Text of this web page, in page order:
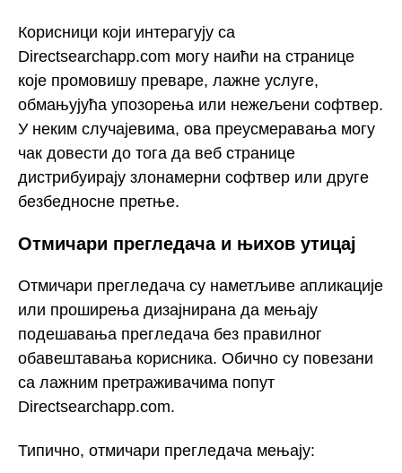
Корисници који интерагују са
Directsearchapp.com могу наићи на странице
које промовишу преваре, лажне услуге,
обмањујућа упозорења или нежељени софтвер.
У неким случајевима, ова преусмеравања могу
чак довести до тога да веб странице
дистрибуирају злонамерни софтвер или друге
безбедносне претње.
Отмичари прегледача и њихов утицај
Отмичари прегледача су наметљиве апликације
или проширења дизајнирана да мењају
подешавања прегледача без правилног
обавештавања корисника. Обично су повезани
са лажним претраживачима попут
Directsearchapp.com.
Типично, отмичари прегледача мењају: